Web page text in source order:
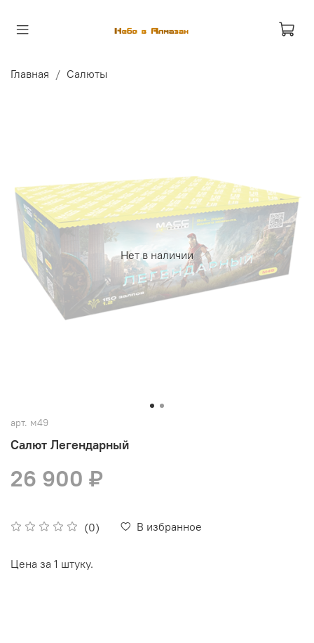
Главная Салюты
Нет в наличии
арт. м49
Салют Легендарный
(0) В избранное
26 900 ₽
Цена за 1 штуку.